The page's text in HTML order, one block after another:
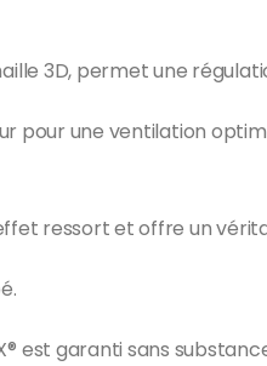
3D, permet une
pour une ventilation
ressort et offre un
est garanti sans